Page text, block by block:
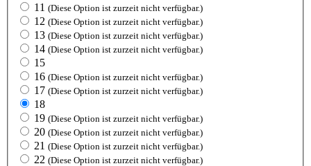
11 (Diese Option ist zurzeit nicht verfügbar.)
12 (Diese Option ist zurzeit nicht verfügbar.)
13 (Diese Option ist zurzeit nicht verfügbar.)
14 (Diese Option ist zurzeit nicht verfügbar.)
15
16 (Diese Option ist zurzeit nicht verfügbar.)
17 (Diese Option ist zurzeit nicht verfügbar.)
18
19 (Diese Option ist zurzeit nicht verfügbar.)
20 (Diese Option ist zurzeit nicht verfügbar.)
21 (Diese Option ist zurzeit nicht verfügbar.)
22 (Diese Option ist zurzeit nicht verfügbar.)